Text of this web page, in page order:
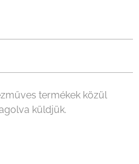
termékek közül
küldjük.